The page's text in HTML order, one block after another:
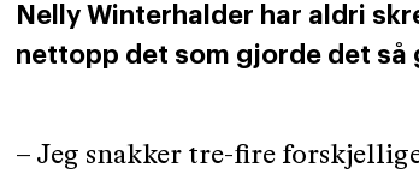
Nelly Winterhalder har aldri
nettopp det som gjorde det så
– Jeg snakker tre-fire